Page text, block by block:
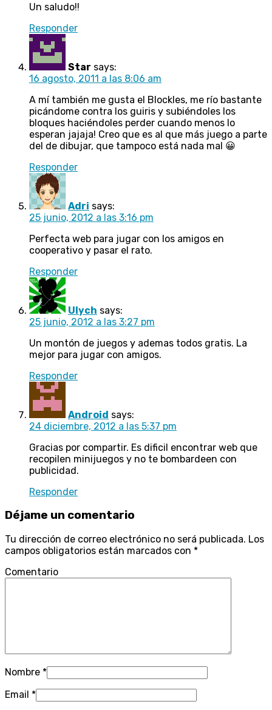
Un saludo!!
Responder
Star says:
16 agosto, 2011 a las 8:06 am
A mí también me gusta el Blockles, me río bastante
picándome contra los guiris y subiéndoles los
bloques haciéndoles perder cuando menos lo
esperan jajaja! Creo que es al que más juego a parte
del de dibujar, que tampoco está nada mal 😀
Responder
Adri says:
25 junio, 2012 a las 3:16 pm
Perfecta web para jugar con los amigos en
cooperativo y pasar el rato.
Responder
Ulych says:
25 junio, 2012 a las 3:27 pm
Un montón de juegos y ademas todos gratis. La
mejor para jugar con amigos.
Responder
Android says:
24 diciembre, 2012 a las 5:37 pm
Gracias por compartir. Es dificil encontrar web que
recopilen minijuegos y no te bombardeen con
publicidad.
Responder
Déjame un comentario
Tu dirección de correo electrónico no será publicada. Los
campos obligatorios están marcados con *
Comentario
Nombre *
Email *